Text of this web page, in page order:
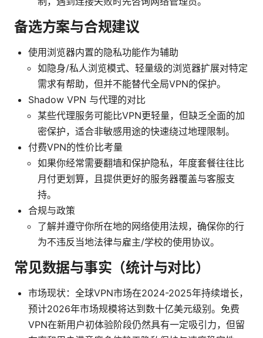
备选方案与合规建议
使用浏览器内置的隐私功能作为辅助
如隐身/私人浏览模式、轻量级的浏览器扩展对特定
需求有帮助，但并不能替代全局VPN的保护。
Shadow VPN 与代理的对比
某些代理服务可能比VPN更轻量，但缺乏全面的加
密保护，适合非敏感用途的快速绕过地理限制。
付费VPN的性价比考量
如果你经常需要翻墙和保护隐私，年度套餐往往比
月付更划算，且提供更好的服务器覆盖与客服支
持。
合规与政策
了解并遵守你所在地的网络使用法规，确保你的行
为不违反当地法律与雇主/学校的使用协议。
常见数据与事实（统计与对比）
市场现状：全球VPN市场在2024-2025年持续增长，
预计2026年市场规模将达到数十亿美元级别。免费
VPN在新用户初体验阶段仍然具有一定吸引力，但留